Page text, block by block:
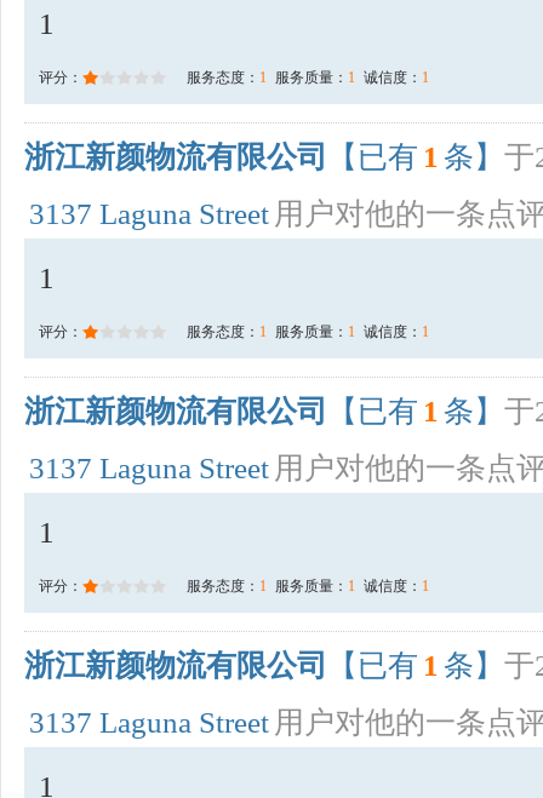
1
评分： 服务态度： 1 服务质量： 1 诚信度： 1
浙江新颜物流有限公司 【已有 1 条】 于
3137 Laguna Street 用户对他的一条点
1
评分： 服务态度： 1 服务质量： 1 诚信度： 1
浙江新颜物流有限公司 【已有 1 条】 于
3137 Laguna Street 用户对他的一条点
1
评分： 服务态度： 1 服务质量： 1 诚信度： 1
浙江新颜物流有限公司 【已有 1 条】 于
3137 Laguna Street 用户对他的一条点
1